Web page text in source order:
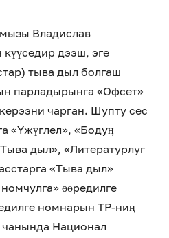
Владислав
дээш, эге
тыва дыл болгаш
парладырынга «Офсет»
чарган. Шупту сес
«Yжүглел», «Бодуӊ
дыл», «Литературлуг
«Тыва дыл»
өөредилге
номнарын ТР-ниң
Национал